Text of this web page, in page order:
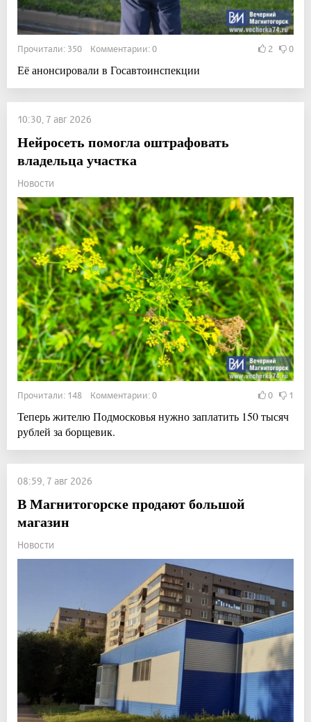
Прочитали: 350 Комментарии: 0 2 0
Её анонсировали в Госавтоинспекции
10:30, 7 авг 2026
Нейросеть помогла оштрафовать
владельца участка
Новости
Прочитали: 148 Комментарии: 0 0 1
Теперь жителю Подмосковья нужно заплатить 150 тысяч
рублей за борщевик.
08:59, 7 авг 2026
В Магнитогорске продают большой
магазин
Новости